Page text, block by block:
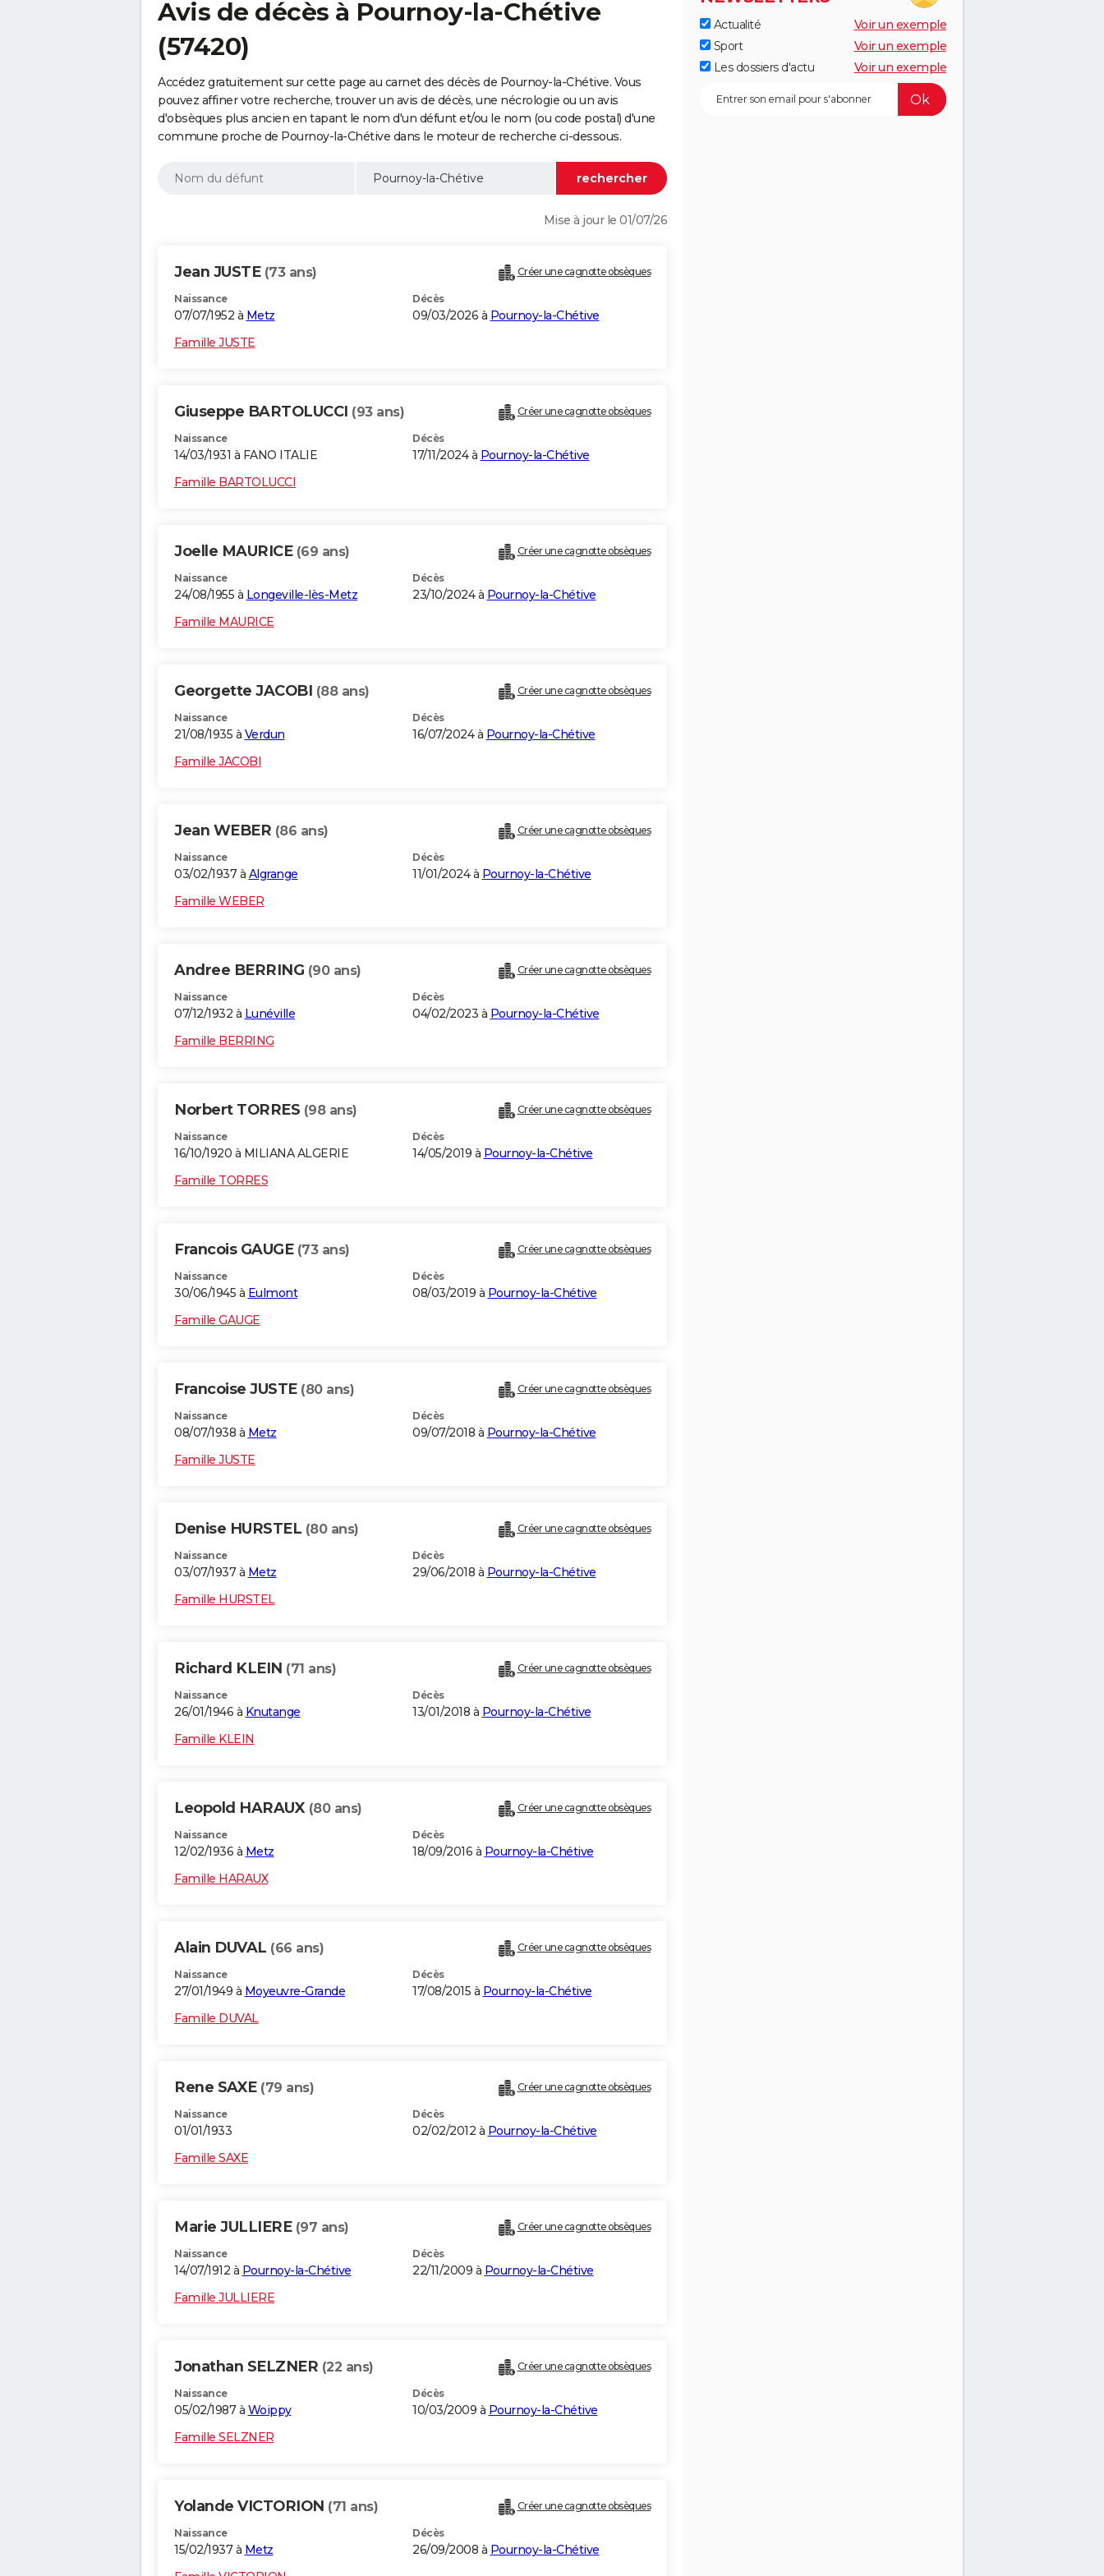
Avis de décès à Pournoy-la-Chétive
(57420)
Accédez gratuitement sur cette page au carnet des décès de Pournoy-la-Chétive. Vous
pouvez affiner votre recherche, trouver un avis de décès, une nécrologie ou un avis
d'obsèques plus ancien en tapant le nom d'un défunt et/ou le nom (ou code postal) d'une
commune proche de Pournoy-la-Chétive dans le moteur de recherche ci-dessous.
Mise à jour le 01/07/26
Jean JUSTE (73 ans) Créer une cagnotte obsèques
Naissance
07/07/1952 à Metz
Décès
09/03/2026 à Pournoy-la-Chétive
Famille JUSTE
Giuseppe BARTOLUCCI (93 ans) Créer une cagnotte obsèques
Naissance
14/03/1931 à FANO ITALIE
Décès
17/11/2024 à Pournoy-la-Chétive
Famille BARTOLUCCI
Joelle MAURICE (69 ans) Créer une cagnotte obsèques
Naissance
24/08/1955 à Longeville-lès-Metz
Décès
23/10/2024 à Pournoy-la-Chétive
Famille MAURICE
Georgette JACOBI (88 ans) Créer une cagnotte obsèques
Naissance
21/08/1935 à Verdun
Décès
16/07/2024 à Pournoy-la-Chétive
Famille JACOBI
Jean WEBER (86 ans) Créer une cagnotte obsèques
Naissance
03/02/1937 à Algrange
Décès
11/01/2024 à Pournoy-la-Chétive
Famille WEBER
Andree BERRING (90 ans) Créer une cagnotte obsèques
Naissance
07/12/1932 à Lunéville
Décès
04/02/2023 à Pournoy-la-Chétive
Famille BERRING
Norbert TORRES (98 ans) Créer une cagnotte obsèques
Naissance
16/10/1920 à MILIANA ALGERIE
Décès
14/05/2019 à Pournoy-la-Chétive
Famille TORRES
Francois GAUGE (73 ans) Créer une cagnotte obsèques
Naissance
30/06/1945 à Eulmont
Décès
08/03/2019 à Pournoy-la-Chétive
Famille GAUGE
Francoise JUSTE (80 ans) Créer une cagnotte obsèques
Naissance
08/07/1938 à Metz
Décès
09/07/2018 à Pournoy-la-Chétive
Famille JUSTE
Denise HURSTEL (80 ans) Créer une cagnotte obsèques
Naissance
03/07/1937 à Metz
Décès
29/06/2018 à Pournoy-la-Chétive
Famille HURSTEL
Richard KLEIN (71 ans) Créer une cagnotte obsèques
Naissance
26/01/1946 à Knutange
Décès
13/01/2018 à Pournoy-la-Chétive
Famille KLEIN
Leopold HARAUX (80 ans) Créer une cagnotte obsèques
Naissance
12/02/1936 à Metz
Décès
18/09/2016 à Pournoy-la-Chétive
Famille HARAUX
Alain DUVAL (66 ans) Créer une cagnotte obsèques
Naissance
27/01/1949 à Moyeuvre-Grande
Décès
17/08/2015 à Pournoy-la-Chétive
Famille DUVAL
Rene SAXE (79 ans) Créer une cagnotte obsèques
Naissance
01/01/1933
Décès
02/02/2012 à Pournoy-la-Chétive
Famille SAXE
Marie JULLIERE (97 ans) Créer une cagnotte obsèques
Naissance
14/07/1912 à Pournoy-la-Chétive
Décès
22/11/2009 à Pournoy-la-Chétive
Famille JULLIERE
Jonathan SELZNER (22 ans) Créer une cagnotte obsèques
Naissance
05/02/1987 à Woippy
Décès
10/03/2009 à Pournoy-la-Chétive
Famille SELZNER
Yolande VICTORION (71 ans) Créer une cagnotte obsèques
Naissance
15/02/1937 à Metz
Décès
26/09/2008 à Pournoy-la-Chétive
Actualité
Voir un exemple
Sport
Voir un exemple
Les dossiers d'actu
Voir un exemple